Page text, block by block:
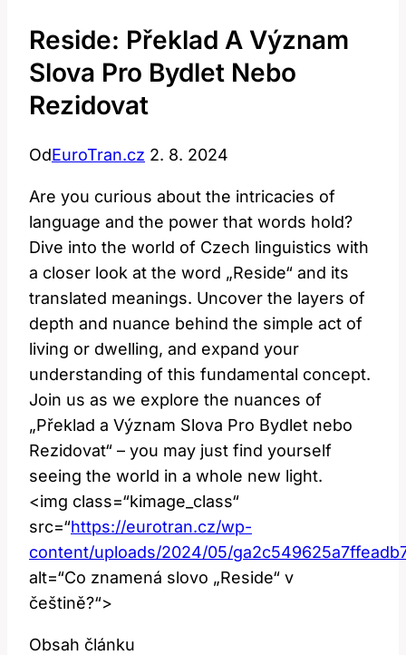
Reside: Překlad A Význam
Slova Pro Bydlet Nebo
Rezidovat
OdEuroTran.cz 2. 8. 2024
Are you curious about the intricacies of
language and the power that words hold?
Dive into the world of Czech linguistics with
a closer look at the word „Reside“ and its
translated meanings. Uncover the layers of
depth and nuance behind the simple act of
living or dwelling, and expand your
understanding of this fundamental concept.
Join us as we explore the nuances of
„Překlad a Význam Slova Pro Bydlet nebo
Rezidovat“ – you may just find yourself
seeing the world in a whole new light.
<img class=“kimage_class“
src=“https://eurotran.cz/wp-
content/uploads/2024/05/
alt=“Co znamená slovo „Reside“ v
češtině?“>
Obsah článku